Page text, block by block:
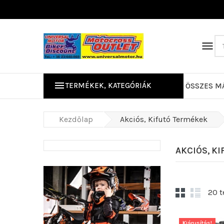

TERMÉKEK, KATEGÓRIÁK ÖSSZES
Kezdőlap Akciós, Kifutó Termékek
AKCIÓS,
20